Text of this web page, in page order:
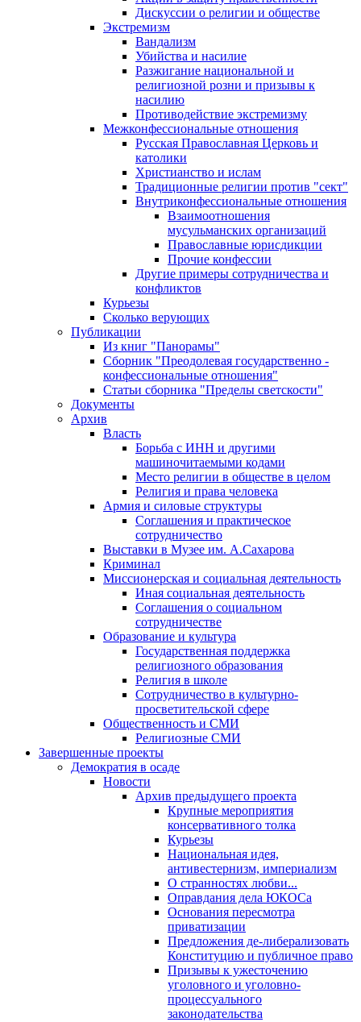
Дискуссии о религии и обществе
Экстремизм
Вандализм
Убийства и насилие
Разжигание национальной и
религиозной розни и призывы к
насилию
Противодействие экстремизму
Межконфессиональные отношения
Русская Православная Церковь и
католики
Христианство и ислам
Традиционные религии против "сект"
Внутриконфессиональные отношения
Взаимоотношения
мусульманских организаций
Православные юрисдикции
Прочие конфессии
Другие примеры сотрудничества и
конфликтов
Курьезы
Сколько верующих
Публикации
Из книг "Панорамы"
Сборник "Преодолевая государственно -
конфессиональные отношения"
Статьи сборника "Пределы светскости"
Документы
Архив
Власть
Борьба с ИНН и другими
машиночитаемыми кодами
Место религии в обществе в целом
Религия и права человека
Армия и силовые структуры
Соглашения и практическое
сотрудничество
Выставки в Музее им. А.Сахарова
Криминал
Миссионерская и социальная деятельность
Иная социальная деятельность
Соглашения о социальном
сотрудничестве
Образование и культура
Государственная поддержка
религиозного образования
Религия в школе
Сотрудничество в культурно-
просветительской сфере
Общественность и СМИ
Религиозные СМИ
Завершенные проекты
Демократия в осаде
Новости
Архив предыдущего проекта
Крупные мероприятия
консервативного толка
Курьезы
Национальная идея,
антивестернизм, империализм
О странностях любви...
Оправдания дела ЮКОСа
Основания пересмотра
приватизации
Предложения де-либерализовать
Конституцию и публичное право
Призывы к ужесточению
уголовного и уголовно-
процессуального
законодательства